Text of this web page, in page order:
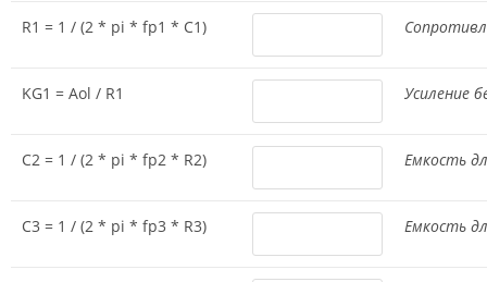
R1 = 1 / (2 * pi * fp1 * C1)
KG1 = Aol / R1 Усиление
C2 = 1 / (2 * pi * fp2 * R2) Емкость
C3 = 1 / (2 * pi * fp3 * R3) Емкость